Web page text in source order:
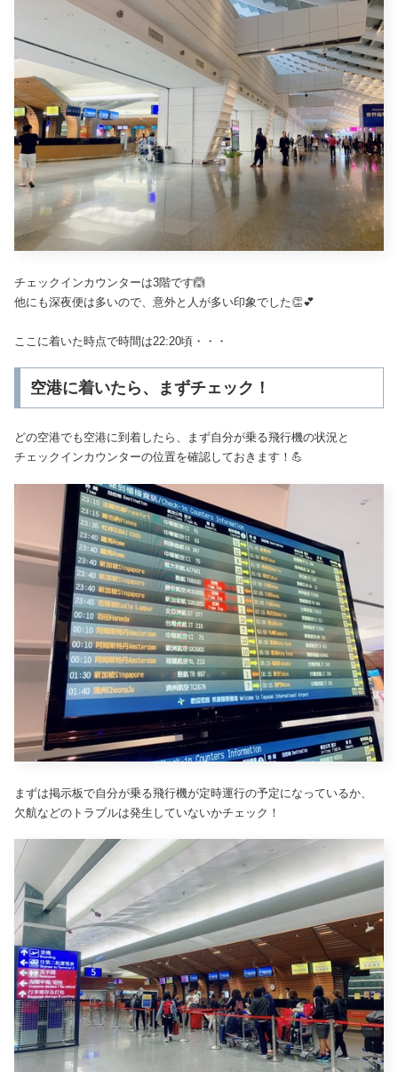
チェックインカウンターは3階です🙆
他にも深夜便は多いので、意外と人が多い印象でした👏💕
ここに着いた時点で時間は22:20頃・・・
空港に着いたら、まずチェック！
どの空港でも空港に到着したら、まず自分が乗る飛行機の状況と
チェックインカウンターの位置を確認しておきます！💪
まずは掲示板で自分が乗る飛行機が定時運行の予定になっているか、
欠航などのトラブルは発生していないかチェック！